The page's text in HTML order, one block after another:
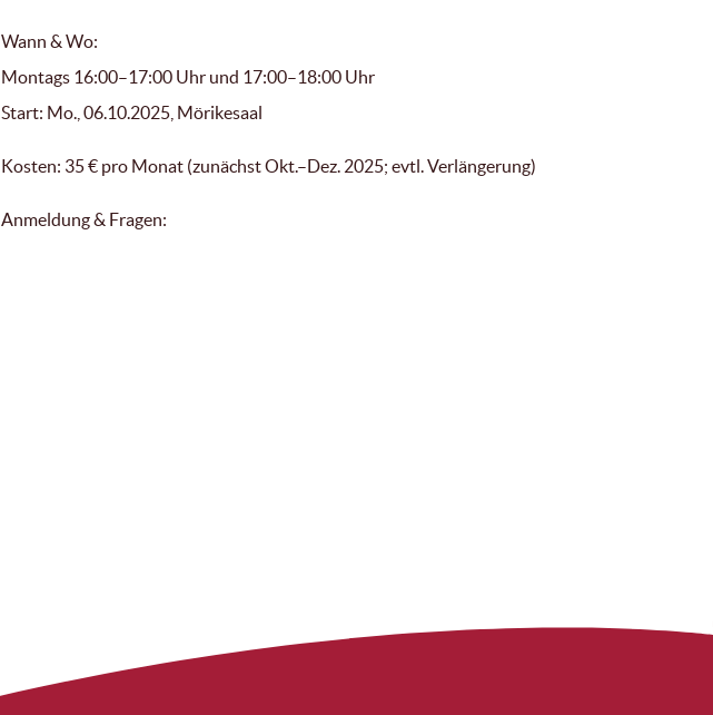
Wann & Wo:
Montags 16:00–17:00 Uhr und 17:00–18:00 Uhr
Start: Mo., 06.10.2025, Mörikesaal
Kosten: 35 € pro Monat (zunächst Okt.–Dez. 2025; evtl. Verlängerung)
Anmeldung & Fragen: